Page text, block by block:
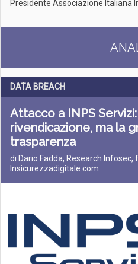
Presidente Associazione Italiana
DATA BREACH
Attacco a INPS Servizi:
rivendicazione, ma la
trasparenza
di Dario Fadda, Research Infosec,
Insicurezzadigitale.com